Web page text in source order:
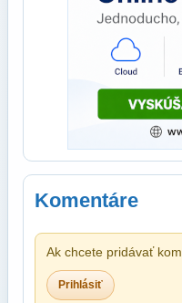
Komentáre
Ak chcete pridávať
Prihlásiť